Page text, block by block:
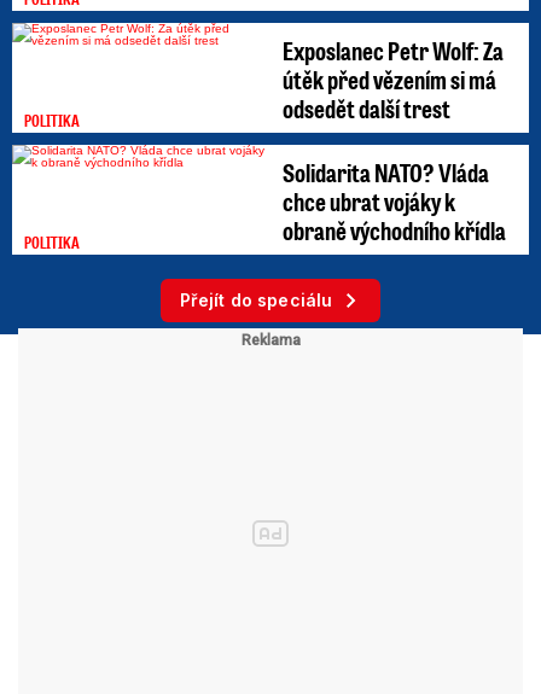
POLITIKA
Exposlanec Petr Wolf: Za
útěk před vězením si má
odsedět další trest
POLITIKA
Solidarita NATO? Vláda
chce ubrat vojáky k
obraně východního křídla
Přejít do speciálu